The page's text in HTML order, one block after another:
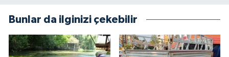
Bunlar da ilginizi çekebilir